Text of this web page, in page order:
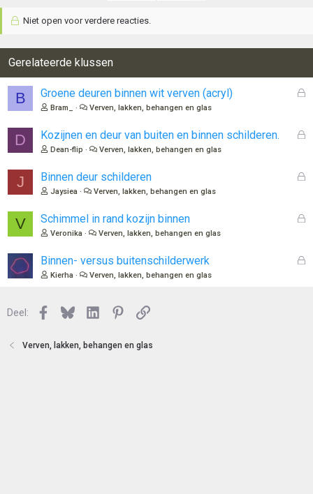
Niet open voor verdere reacties.
Gerelateerde klussen
B
G
n
Groene deuren binnen wit verven (acryl)
Bram_ Verven, lakken, behangen en glas
D
G
n
Kozijnen en deur van buiten en binnen schilderen.
Dean-flip Verven, lakken, behangen en glas
J
G
n
Binnen deur schilderen
Jaysiea Verven, lakken, behangen en glas
V
G
Schimmel in rand kozijn binnen
Veronika Verven, lakken, behangen en glas
G
Binnen- versus buitenschilderwerk
Kierha Verven, lakken, behangen en glas
Deel: Facebook
BlueskyLinkedInPinterest
Link
Verven, lakken, behangen en glas